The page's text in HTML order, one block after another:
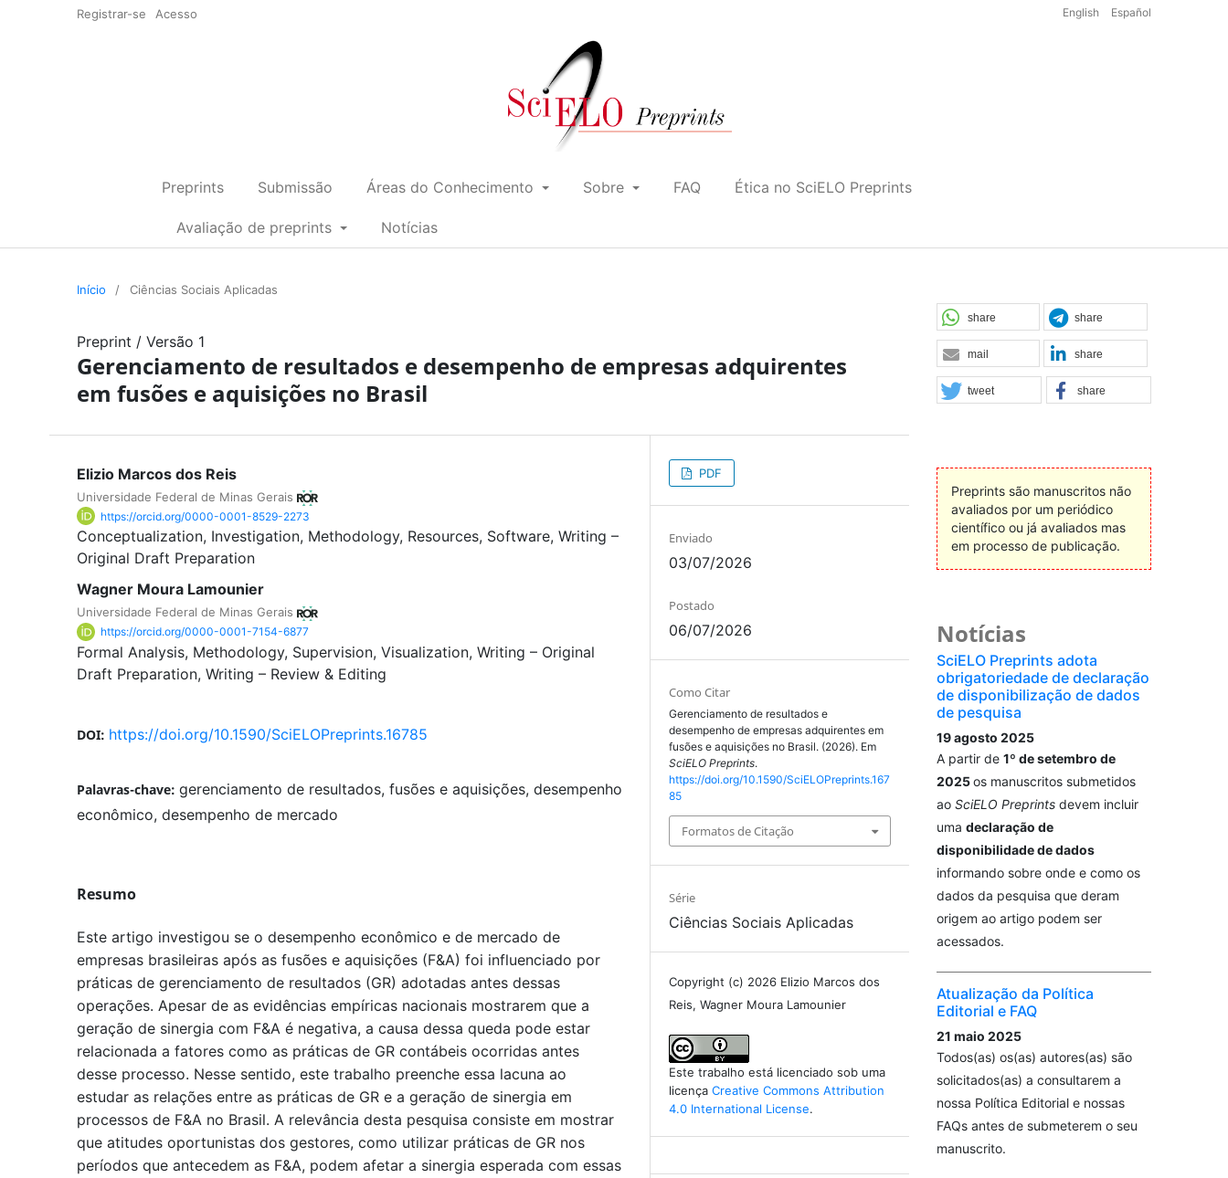
Registrar-se Acesso English Español
Preprints Submissão Áreas do Conhecimento Sobre FAQ Ética no SciELO Preprints
Avaliação de preprints Notícias
Início / Ciências Sociais Aplicadas
Preprint / Versão 1
Gerenciamento de resultados e desempenho de empresas adquirentes
em fusões e aquisições no Brasil
Elizio Marcos dos Reis
Universidade Federal de Minas Gerais
https://orcid.org/0000-0001-8529-2273
Conceptualization Investigation Methodology Resources Software Writing –
Original Draft Preparation
Wagner Moura Lamounier
Universidade Federal de Minas Gerais
https://orcid.org/0000-0001-7154-6877
Formal Analysis Methodology Supervision Visualization Writing – Original
Draft Preparation Writing – Review & Editing
DOI: https://doi.org/10.1590/SciELOPreprints.16785
Palavras-chave: gerenciamento de resultados, fusões e aquisições, desempenho
econômico, desempenho de mercado
Resumo
Este artigo investigou se o desempenho econômico e de mercado de
empresas brasileiras após as fusões e aquisições (F&A) foi influenciado por
práticas de gerenciamento de resultados (GR) adotadas antes dessas
operações. Apesar de as evidências empíricas nacionais mostrarem que a
geração de sinergia com F&A é negativa, a causa dessa queda pode estar
relacionada a fatores como as práticas de GR contábeis ocorridas antes
desse processo. Nesse sentido, este trabalho preenche essa lacuna ao
estudar as relações entre as práticas de GR e a geração de sinergia em
processos de F&A no Brasil. A relevância desta pesquisa consiste em mostrar
que atitudes oportunistas dos gestores, como utilizar práticas de GR nos
períodos que antecedem as F&A, podem afetar a sinergia esperada com essas
PDF
Enviado
03/07/2026
Postado
06/07/2026
Como Citar
Gerenciamento de resultados e
desempenho de empresas adquirentes em
fusões e aquisições no Brasil. (2026). Em
SciELO Preprints.
https://doi.org/10.1590/SciELOPreprints.167
85
Formatos de Citação
Série
Ciências Sociais Aplicadas
Copyright (c) 2026 Elizio Marcos dos
Reis, Wagner Moura Lamounier
Este trabalho está licenciado sob uma
licençaCreative Commons Attribution
4.0 International License.
share share
mail share
tweet share
Preprints são manuscritos não
avaliados por um periódico
científico ou já avaliados mas
em processo de publicação.
Notícias
SciELO Preprints adota
obrigatoriedade de declaração
de disponibilização de dados
de pesquisa
19 agosto 2025
A partir de 1º de setembro de
2025os manuscritos submetidos
ao SciELO Preprintsdevem incluir
uma declaração de
disponibilidade de dados
informando sobre onde e como os
dados da pesquisa que deram
origem ao artigo podem ser
acessados.
Atualização da Política
Editorial e FAQ
21 maio 2025
Todos(as) os(as) autores(as) são
solicitados(as) a consultarem a
nossa Política Editorial e nossas
FAQs antes de submeterem o seu
manuscrito.